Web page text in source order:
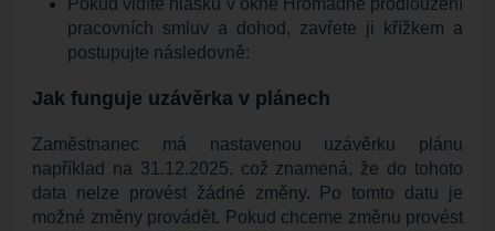
Pokud vidíte hlášku v okně Hromadné prodloužení
pracovních smluv a dohod, zavřete ji křížkem a
postupujte následovně:
Jak funguje uzávěrka v plánech
Zaměstnanec má nastavenou uzávěrku plánu
například na 31.12.2025, což znamená, že do tohoto
data nelze provést žádné změny. Po tomto datu je
možné změny provádět. Pokud chceme změnu provést